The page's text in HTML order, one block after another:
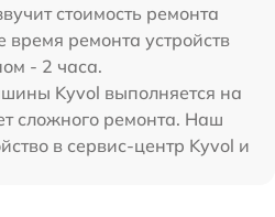
стоимость ремонта
ремонта устройств
- 2 часа.
Kyvol выполняется на
сложного ремонта. Наш
в сервис-центр Kyvol и